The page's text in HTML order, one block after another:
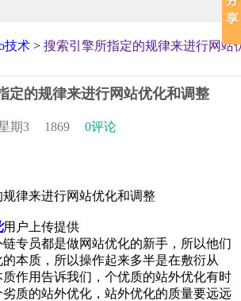
技术 > 搜索引擎所指定的规律来进行网站
定的规律来进行网站优化和调整
期3 1869 0评论
律来进行网站优化和调整
用户上传提供
员都是做网站优化的新手，所以他们
本质，所以操作起来多半是在敷衍从
作用告诉我们，个优质的站外优化有时
质的站外优化，站外优化的质量要远远